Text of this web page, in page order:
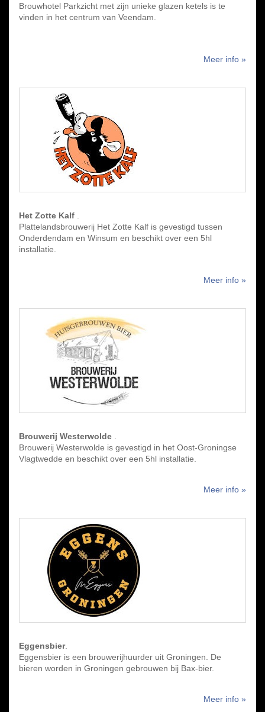
Brouwhotel Parkzicht met zijn unieke glazen ketels is te
vinden in het centrum van Veendam.
Meer info »
Het Zotte Kalf
Plattelandsbrouwerij Het Zotte Kalf is gevestigd tussen
Onderdendam en Winsum en beschikt over een 5hl
installatie.
Meer info »
Brouwerij Westerwolde
Brouwerij Westerwolde is gevestigd in het Oost-Groningse
Vlagtwedde en beschikt over een 5hl installatie.
Meer info »
Eggensbier.
Eggensbier is een brouwerijhuurder uit Groningen. De
bieren worden in Groningen gebrouwen bij Bax-bier.
Meer info »